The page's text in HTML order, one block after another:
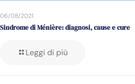
06/08/2021
Sindrome di Ménière: diagnosi, cause e cure
Leggi di più